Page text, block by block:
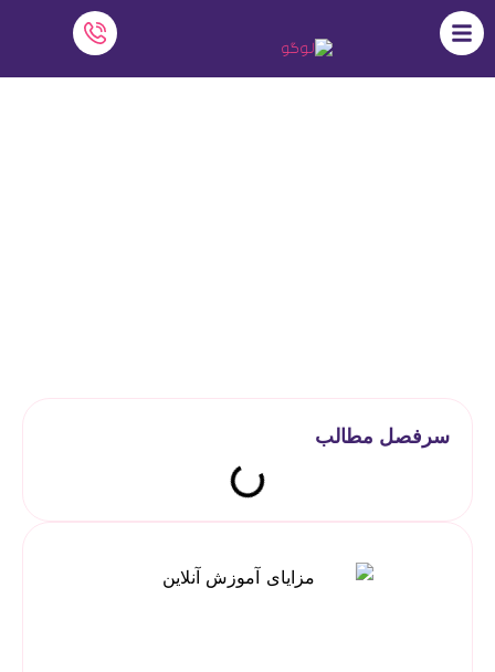
سرفصل مطالب